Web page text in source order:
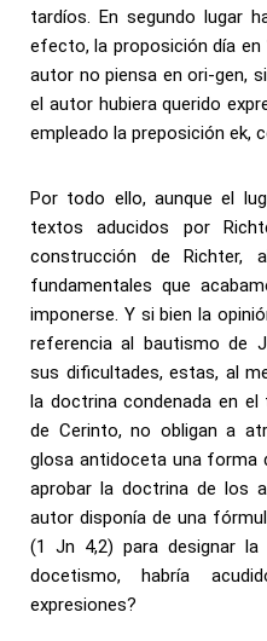
tardíos. En segundo lugar
efecto, la proposición día en
autor no piensa en ori-gen,
el autor hubiera querido
empleado la preposición ek,
Por todo ello, aunque el
textos aducidos por
construcción de Richter,
fundamentales que
imponerse. Y si bien la
referencia al bautismo de
sus dificultades, estas, al
la doctrina condenada en
de Cerinto, no obligan a
glosa antidoceta una forma
aprobar la doctrina de los
autor disponía de una
(1 Jn 4,2) para designar
docetismo, habría
expresiones?